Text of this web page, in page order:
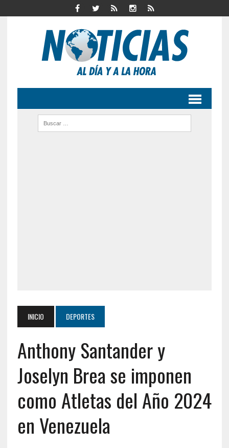
INICIO DEPORTES
Anthony Santander y
Joselyn Brea se imponen
como Atletas del Año 2024
en Venezuela